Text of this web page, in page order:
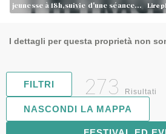
jeunesse à 18h,suivie d'une séance…
Lire
I dettagli per questa proprietà non
FILTRI 273 Risultati
NASCONDI LA MAPPA